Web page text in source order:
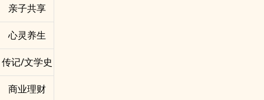
亲子共享
心灵养生
传记/文学史
商业理财